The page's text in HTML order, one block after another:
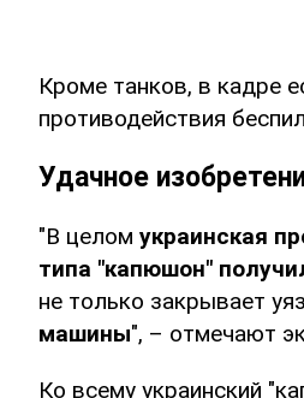
Кроме танков, в кадре
противодействия
Удачное
"В целом украинская
типа "капюшон"
не только закрывает
машины", – отмечают
Ко всему украинский